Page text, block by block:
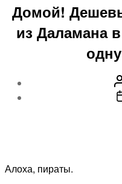
Домой!
из Даламана
Алоха, пираты.